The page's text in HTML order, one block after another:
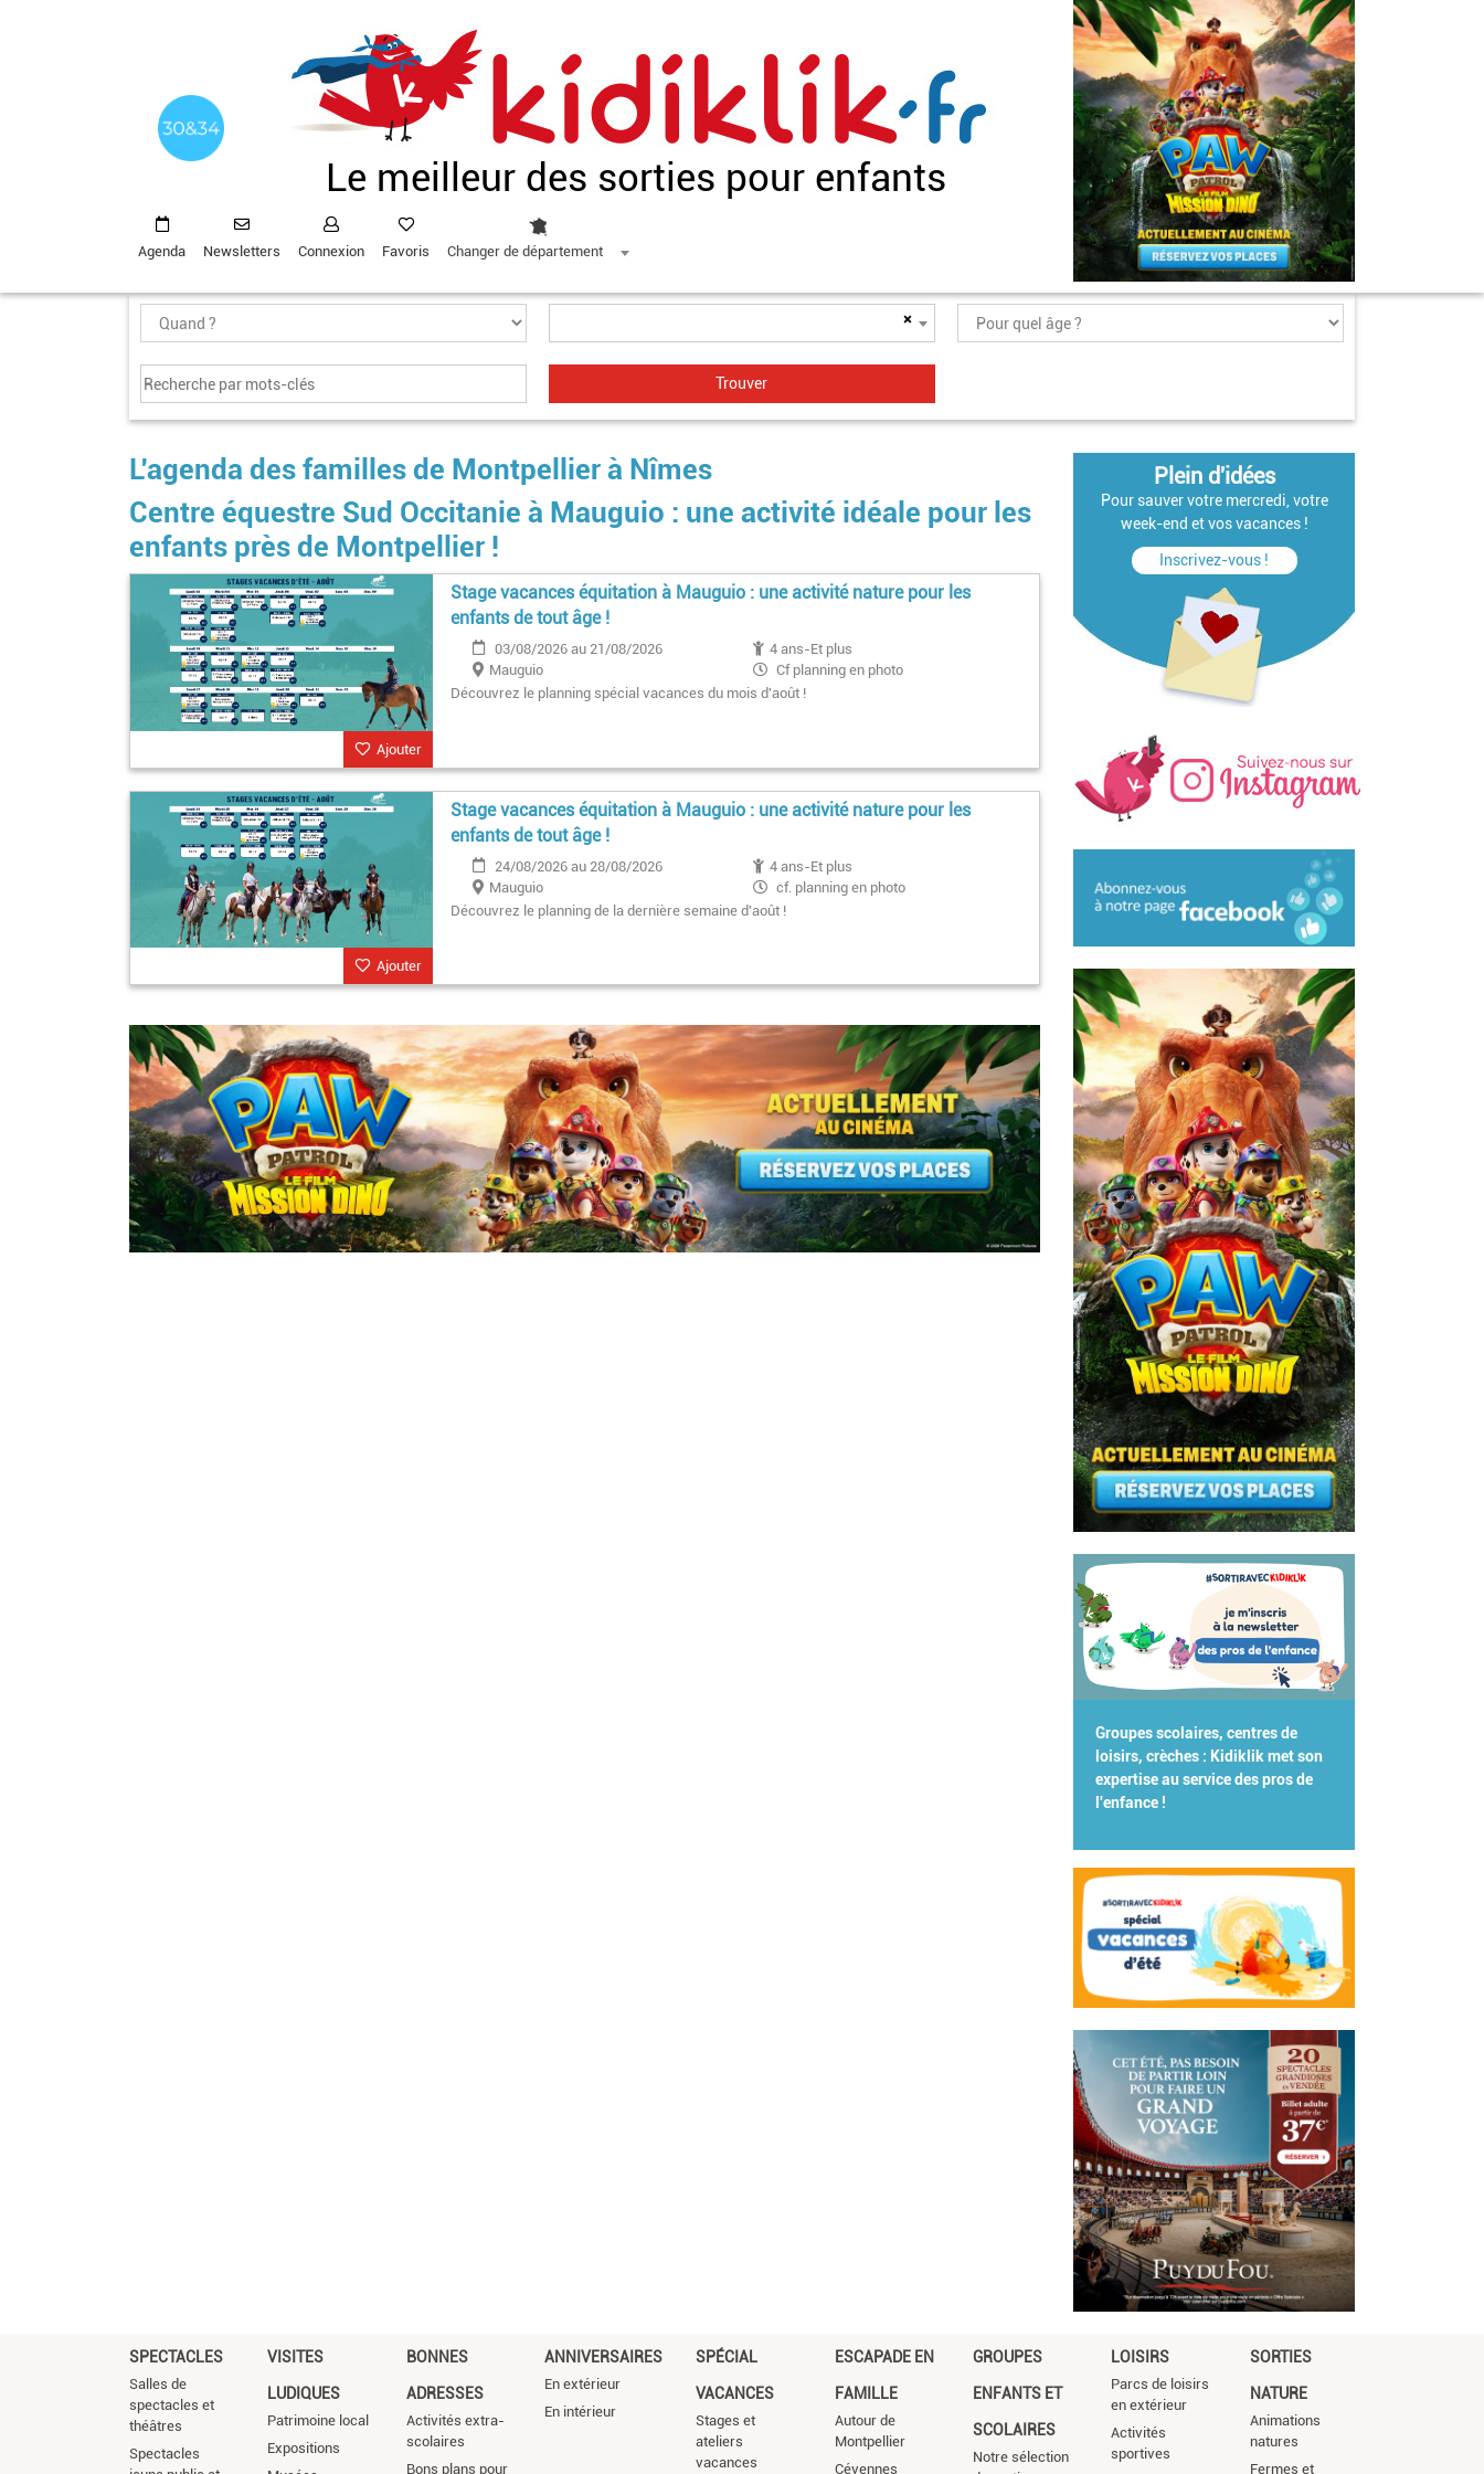
Le meilleur des sorties pour enfants
Agenda Newsletters Connexion Favoris Changer de département
×
L'agenda des familles de Montpellier à Nîmes
Centre équestre Sud Occitanie à Mauguio : une activité idéale pour les
enfants près de Montpellier !
Ajouter
Stage vacances équitation à Mauguio : une activité nature pour les
enfants de tout âge !
03/08/2026 au 21/08/2026
4 ans-Et plus
Mauguio
Cf planning en photo
Découvrez le planning spécial vacances du mois d'août !
Ajouter
Stage vacances équitation à Mauguio : une activité nature pour les
enfants de tout âge !
24/08/2026 au 28/08/2026
4 ans-Et plus
Mauguio
cf. planning en photo
Découvrez le planning de la dernière semaine d'août !
Plein d'idées
Pour sauver votre mercredi, votre
week-end et vos vacances !
Inscrivez-vous !
Groupes scolaires, centres de
loisirs, crèches : Kidiklik met son
expertise au service des pros de
l'enfance !
SPECTACLES
Salles de
spectacles et
théâtres
Spectacles
VISITES
LUDIQUES
Patrimoine local
Expositions
BONNES
ADRESSES
Activités extra-
scolaires
Bons plans pour
ANNIVERSAIRES
En extérieur
En intérieur
SPÉCIAL
VACANCES
Stages et
ateliers
vacances
ESCAPADE EN
FAMILLE
Autour de
Montpellier
Cévennes
GROUPES
ENFANTS ET
SCOLAIRES
Notre sélection
LOISIRS
Parcs de loisirs
en extérieur
Activités
sportives
SORTIES
NATURE
Animations
natures
Fermes et